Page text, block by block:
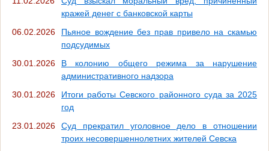
кражей денег с банковской карты
06.02.2026
Пьяное вождение без прав привело на скамью
подсудимых
30.01.2026
В колонию общего режима за нарушение
административного надзора
30.01.2026
Итоги работы Севского районного суда за 2025
год
23.01.2026
Суд прекратил уголовное дело в отношении
троих несовершеннолетних жителей Севска